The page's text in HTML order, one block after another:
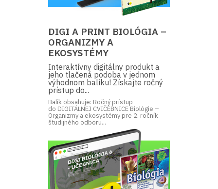
DIGI A PRINT BIOLÓGIA –
ORGANIZMY A
EKOSYSTÉMY
Interaktívny digitálny produkt a
jeho tlačená podoba v jednom
výhodnom balíku! Získajte ročný
prístup do...
Balík obsahuje: Ročný prístup
do DIGITÁLNEJ CVIČEBNICE Biológie –
Organizmy a ekosystémy pre 2. ročník
študijného odboru...